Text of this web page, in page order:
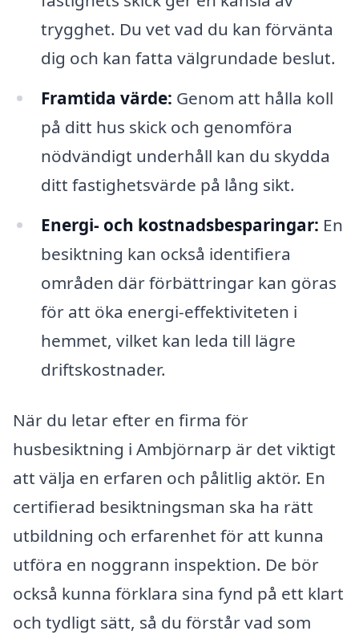
trygghet. Du vet vad du kan förvänta
dig och kan fatta välgrundade beslut.
Framtida värde: Genom att hålla koll
på ditt hus skick och genomföra
nödvändigt underhåll kan du skydda
ditt fastighetsvärde på lång sikt.
Energi- och kostnadsbesparingar: En
besiktning kan också identifiera
områden där förbättringar kan göras
för att öka energi-effektiviteten i
hemmet, vilket kan leda till lägre
driftskostnader.
När du letar efter en firma för
husbesiktning i Ambjörnarp är det viktigt
att välja en erfaren och pålitlig aktör. En
certifierad besiktningsman ska ha rätt
utbildning och erfarenhet för att kunna
utföra en noggrann inspektion. De bör
också kunna förklara sina fynd på ett klart
och tydligt sätt, så du förstår vad som